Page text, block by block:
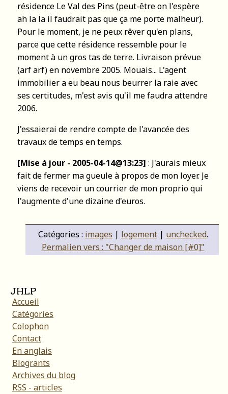
résidence Le Val des Pins (peut-être on l'espère
ah la la il faudrait pas que ça me porte malheur).
Pour le moment, je ne peux rêver qu'en plans,
parce que cette résidence ressemble pour le
moment à un gros tas de terre. Livraison prévue
(arf arf) en novembre 2005. Mouais... L'agent
immobilier a eu beau nous beurrer la raie avec
ses certitudes, m'est avis qu'il me faudra attendre
2006.
J'essaierai de rendre compte de l'avancée des
travaux de temps en temps.
[Mise à jour - 2005-04-14@13:23] : J'aurais mieux
fait de fermer ma gueule à propos de mon loyer. Je
viens de recevoir un courrier de mon proprio qui
l'augmente d'une dizaine d'euros.
Catégories : images | logement| unchecked.
Permalien vers : "Changer de maison [#0]"
JHLP
Accueil
Catégories
Colophon
Contact
En anglais
Blogrants
Archives du blog
RSS - articles